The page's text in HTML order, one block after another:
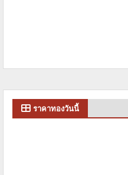
ราคาทองวันนี้